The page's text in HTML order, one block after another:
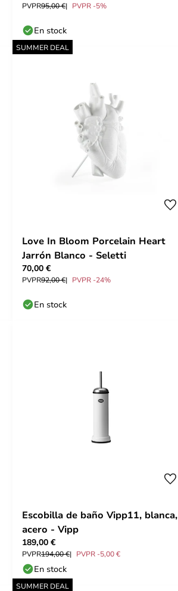
PVPR95,00 € PVPR -5%
En stock
SUMMER DEAL
Love In Bloom Porcelain Heart
Jarrón Blanco - Seletti
70,00 €
PVPR92,00 € PVPR -24%
En stock
Escobilla de baño Vipp11, blanca,
acero - Vipp
189,00 €
PVPR194,00 € PVPR -5,00 €
En stock
SUMMER DEAL